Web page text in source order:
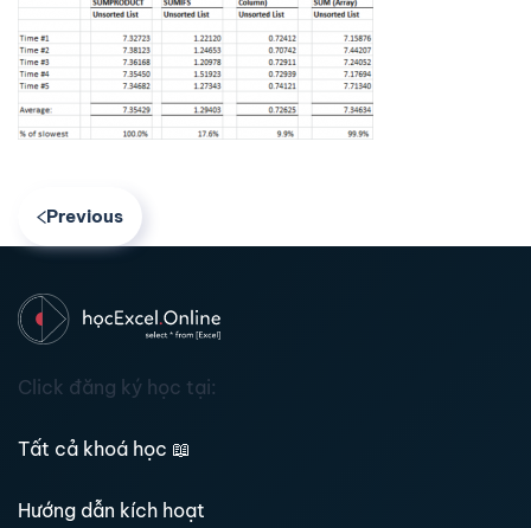
Previous
Click đăng ký học tại:
Tất cả khoá học 📖
Hướng dẫn kích hoạt